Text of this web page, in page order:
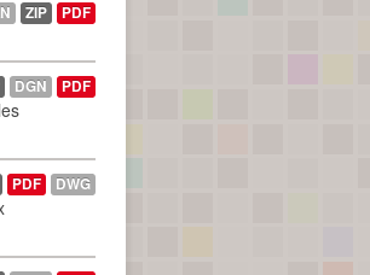
ZIP PDF
DGN PDF
PDF DWG